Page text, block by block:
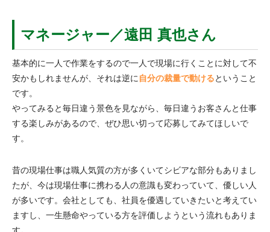
マネージャー／遠田 真也さん
基本的に一人で作業をするので一人で現場に行くことに対して不
安かもしれませんが、それは逆に 自分の裁量で動けるということ
です。
やってみると毎日違う景色を見ながら、毎日違うお客さんと仕事
する楽しみがあるので、ぜひ思い切って応募してみてほしいで
す。
昔の現場仕事は職人気質の方が多くいてシビアな部分もありまし
たが、今は現場仕事に携わる人の意識も変わっていて、優しい人
が多いです。会社としても、社員を優遇していきたいと考えてい
ますし、一生懸命やっている方を評価しようという流れもありま
す。